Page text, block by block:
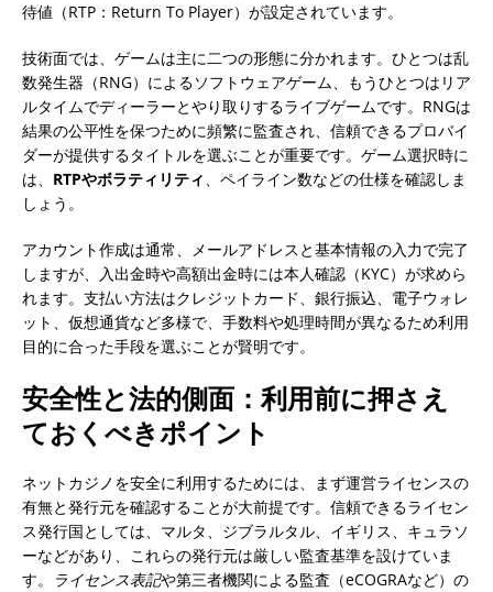
待値（RTP：Return To Player）が設定されています。
技術面では、ゲームは主に二つの形態に分かれます。ひとつは乱
数発生器（RNG）によるソフトウェアゲーム、もうひとつはリア
ルタイムでディーラーとやり取りするライブゲームです。RNGは
結果の公平性を保つために頻繁に監査され、信頼できるプロバイ
ダーが提供するタイトルを選ぶことが重要です。ゲーム選択時に
は、 RTPやボラティリティ、ペイライン数などの仕様を確認しま
しょう。
アカウント作成は通常、メールアドレスと基本情報の入力で完了
しますが、入出金時や高額出金時には本人確認（KYC）が求めら
れます。支払い方法はクレジットカード、銀行振込、電子ウォレ
ット、仮想通貨など多様で、手数料や処理時間が異なるため利用
目的に合った手段を選ぶことが賢明です。
安全性と法的側面：利用前に押さえ
ておくべきポイント
ネットカジノを安全に利用するためには、まず運営ライセンスの
有無と発行元を確認することが大前提です。信頼できるライセン
ス発行国としては、マルタ、ジブラルタル、イギリス、キュラソ
ーなどがあり、これらの発行元は厳しい監査基準を設けていま
す。
ライセンス表記や第三者機関による監査（eCOGRAなど）の